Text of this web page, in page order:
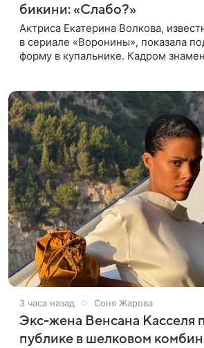
бикини: «Слабо?»
Актриса Екатерина Волкова,
в сериале «Воронины», показала
форму в купальнике. Кадром
3 часа назад Соня Жарова
Экс-жена Венсана Касселя
публике в шелковом